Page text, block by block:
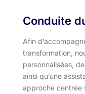
Conduite
Afin
transformation,
personnalisées,
ainsi qu’une
approche centrée